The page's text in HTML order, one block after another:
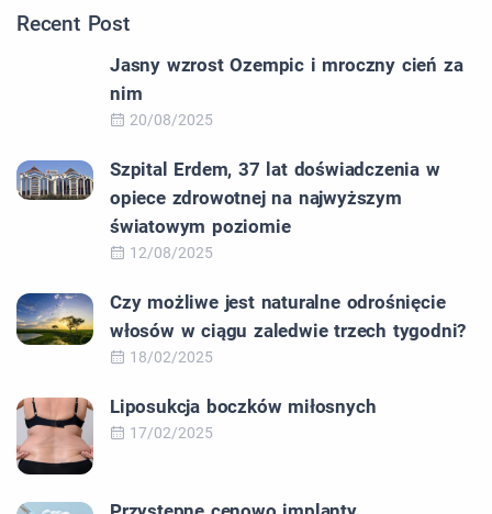
Recent Post
Jasny wzrost Ozempic i mroczny cień za
nim
20/08/2025
Szpital Erdem, 37 lat doświadczenia w
opiece zdrowotnej na najwyższym
światowym poziomie
12/08/2025
Czy możliwe jest naturalne odrośnięcie
włosów w ciągu zaledwie trzech tygodni?
18/02/2025
Liposukcja boczków miłosnych
17/02/2025